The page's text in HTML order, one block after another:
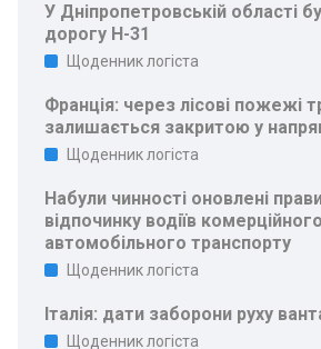
У Дніпропетровській області
дорогу Н-31
Щоденник логіста
Франція: через лісові пожежі
залишається закритою у
Щоденник логіста
Набули чинності оновлені
відпочинку водіїв комерційного
автомобільного транспорту
Щоденник логіста
Італія: дати заборони руху
Щоденник логіста